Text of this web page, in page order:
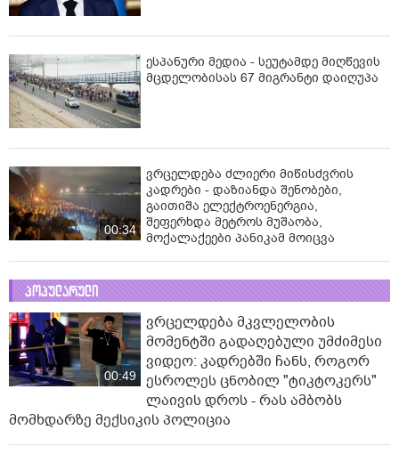
ესპანური მედია - სეუტამდე მიღწევის
მცდელობისას 67 მიგრანტი დაიღუპა
00:34
ვრცელდება ძლიერი მიწისძვრის
კადრები - დაზიანდა შენობები,
გაითიშა ელექტროენერგია,
შეფერხდა მეტროს მუშაობა,
მოქალაქეები პანიკამ მოიცვა
პოპულარული
00:49
ვრცელდება მკვლელობის
მომენტში გადაღებული უმძიმესი
ვიდეო: კადრებში ჩანს, როგორ
ესროლეს ცნობილ "ტიკტოკერს"
ლაივის დროს - რას ამბობს
მომხდარზე მექსიკის პოლიცია